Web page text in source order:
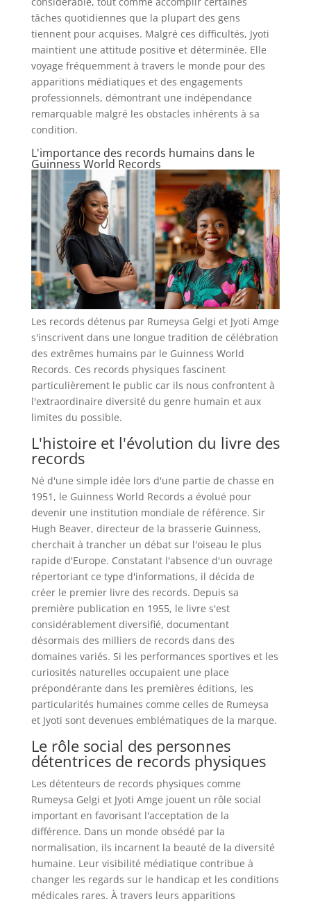
tâches quotidiennes que la plupart des gens
tiennent pour acquises. Malgré ces difficultés, Jyoti
maintient une attitude positive et déterminée. Elle
voyage fréquemment à travers le monde pour des
apparitions médiatiques et des engagements
professionnels, démontrant une indépendance
remarquable malgré les obstacles inhérents à sa
condition.
L'importance des records humains dans le
Guinness World Records
Les records détenus par Rumeysa Gelgi et Jyoti Amge
s'inscrivent dans une longue tradition de célébration
des extrêmes humains par le Guinness World
Records. Ces records physiques fascinent
particulièrement le public car ils nous confrontent à
l'extraordinaire diversité du genre humain et aux
limites du possible.
L'histoire et l'évolution du livre des
records
Né d'une simple idée lors d'une partie de chasse en
1951, le Guinness World Records a évolué pour
devenir une institution mondiale de référence. Sir
Hugh Beaver, directeur de la brasserie Guinness,
cherchait à trancher un débat sur l'oiseau le plus
rapide d'Europe. Constatant l'absence d'un ouvrage
répertoriant ce type d'informations, il décida de
créer le premier livre des records. Depuis sa
première publication en 1955, le livre s'est
considérablement diversifié, documentant
désormais des milliers de records dans des
domaines variés. Si les performances sportives et les
curiosités naturelles occupaient une place
prépondérante dans les premières éditions, les
particularités humaines comme celles de Rumeysa
et Jyoti sont devenues emblématiques de la marque.
Le rôle social des personnes
détentrices de records physiques
Les détenteurs de records physiques comme
Rumeysa Gelgi et Jyoti Amge jouent un rôle social
important en favorisant l'acceptation de la
différence. Dans un monde obsédé par la
normalisation, ils incarnent la beauté de la diversité
humaine. Leur visibilité médiatique contribue à
changer les regards sur le handicap et les conditions
médicales rares. À travers leurs apparitions